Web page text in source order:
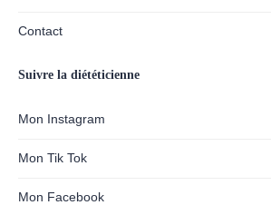
Contact
Suivre la diététicienne
Mon Instagram
Mon Tik Tok
Mon Facebook